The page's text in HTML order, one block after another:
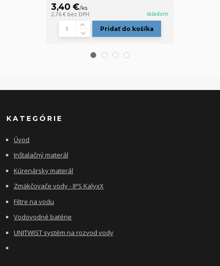
3,40 €/ks
2,76 € bez DPH skladom
Pridať do košíka
KATEGÓRIE
Úvod
Inštalačný materál
Kúrenársky materál
Zmäkčovače vody - IPS KalyxX
Filtre na vodu
Vodovodné batérie
UNITWIST systém na rozvod vody